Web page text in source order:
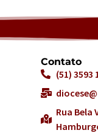
Contato
(51) 3593
Rua Bela